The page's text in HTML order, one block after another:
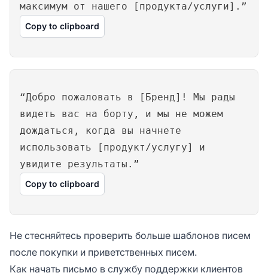
максимум от нашего [продукта/услуги].”
Copy to clipboard
“Добро пожаловать в [Бренд]! Мы рады
видеть вас на борту, и мы не можем
дождаться, когда вы начнете
использовать [продукт/услугу] и
увидите результаты.”
Copy to clipboard
Не стесняйтесь проверить больше шаблонов писем
после покупки и приветственных писем.
Как начать письмо в службу поддержки клиентов